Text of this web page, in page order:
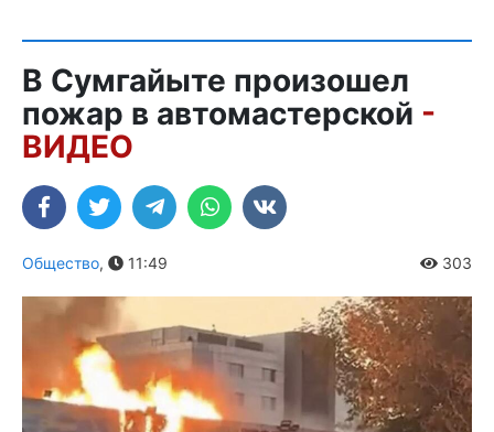
В Сумгайыте произошел
пожар в автомастерской -
ВИДЕО
Общество, 11:49 303